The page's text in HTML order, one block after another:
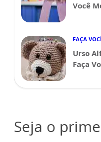
Você
FAÇA
Urso
Faça
Seja o